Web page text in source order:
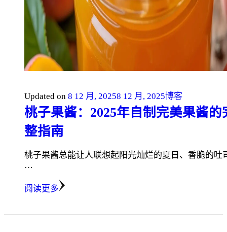
Updated on 8 12 月, 20258 12 月, 2025博客
桃子果酱：2025年自制完美果酱的
整指南
桃子果酱总能让人联想起阳光灿烂的夏日、香脆的吐
…
阅读更多